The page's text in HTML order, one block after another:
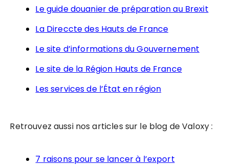
Le guide douanier de préparation au Brexit
La Direccte des Hauts de France
Le site d’informations du Gouvernement
Le site de la Région Hauts de France
Les services de l’État en région
Retrouvez aussi nos articles sur le blog de Valoxy :
7 raisons pour se lancer à l’export